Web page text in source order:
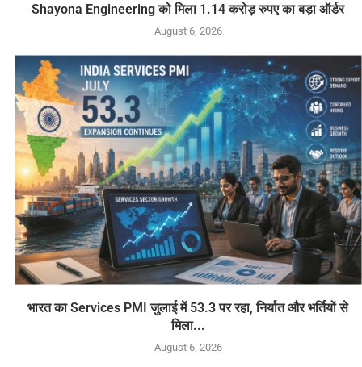
Shayona Engineering को मिला 1.14 करोड़ रुपए का बड़ा ऑर्डर
August 6, 2026
भारत का Services PMI जुलाई में 53.3 पर रहा, निर्यात और भर्तियों से
मिला...
August 6, 2026